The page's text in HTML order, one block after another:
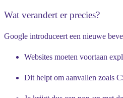
Wat verandert er precies?
Google introduceert een nieuwe
Websites moeten voortaan
Dit helpt om aanvallen zoals